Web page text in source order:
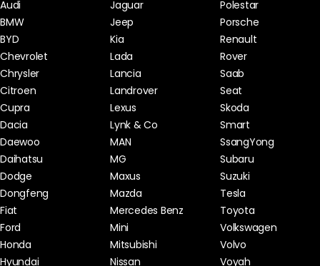
Audi
BMW
BYD
Chevrolet
Chrysler
Citroen
Cupra
Dacia
Daewoo
Daihatsu
Dodge
Dongfeng
Fiat
Ford
Honda
Hyundai
Jaguar
Jeep
Kia
Lada
Lancia
Landrover
Lexus
Lynk & Co
MAN
MG
Maxus
Mazda
Mercedes Benz
Mini
Mitsubishi
Nissan
Polestar
Porsche
Renault
Rover
Saab
Seat
Skoda
Smart
SsangYong
Subaru
Suzuki
Tesla
Toyota
Volkswagen
Volvo
Voyah